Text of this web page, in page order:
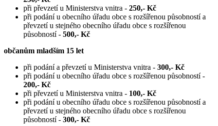
při převzetí u Ministerstva vnitra - 250,- Kč
při podání u obecního úřadu obce s rozšířenou působností a
převzetí u stejného obecního úřadu obce s rozšířenou
působností - 500,- Kč
občanům mladším 15 let
při podání a převzetí u Ministerstva vnitra - 300,- Kč
při podání u obecního úřadu obce s rozšířenou působností -
200,- Kč
při převzetí u Ministerstva vnitra - 100,- Kč
při podání u obecního úřadu obce s rozšířenou působností a
převzetí u stejného obecního úřadu obce s rozšířenou
působností - 300,- Kč